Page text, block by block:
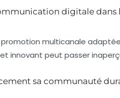
digitale dans
promotion multicanale
innovant peut passer
sa communauté